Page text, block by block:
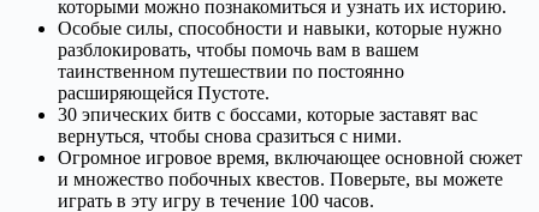
которыми можно познакомиться и узнать их историю.
Особые силы, способности и навыки, которые нужно
разблокировать, чтобы помочь вам в вашем
таинственном путешествии по постоянно
расширяющейся Пустоте.
30 эпических битв с боссами, которые заставят вас
вернуться, чтобы снова сразиться с ними.
Огромное игровое время, включающее основной сюжет
и множество побочных квестов. Поверьте, вы можете
играть в эту игру в течение 100 часов.